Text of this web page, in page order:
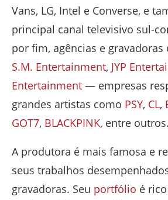
Vans, LG, Intel e Converse, e
principal canal televisivo sul-
por fim, agências e gravadoras
S.M. Entertainment, JYP
Entertainment — empresas
grandes artistas como PSY, CL,
GOT7, BLACKPINK, entre outros.
A produtora é mais famosa e
seus trabalhos
gravadoras. Seu portfólio é